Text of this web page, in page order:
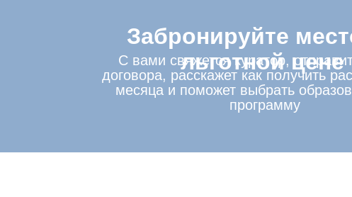
Забронируйте
льготной цене
С вами свяжется куратор,
договора, расскажет как получить
месяца и поможет выбрать
программу